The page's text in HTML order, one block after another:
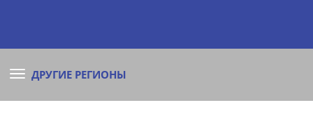
ДРУГИЕ РЕГИОНЫ